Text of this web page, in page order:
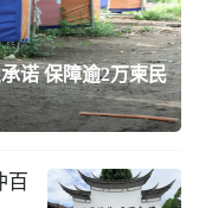
诺 保障逾2万柬民
百